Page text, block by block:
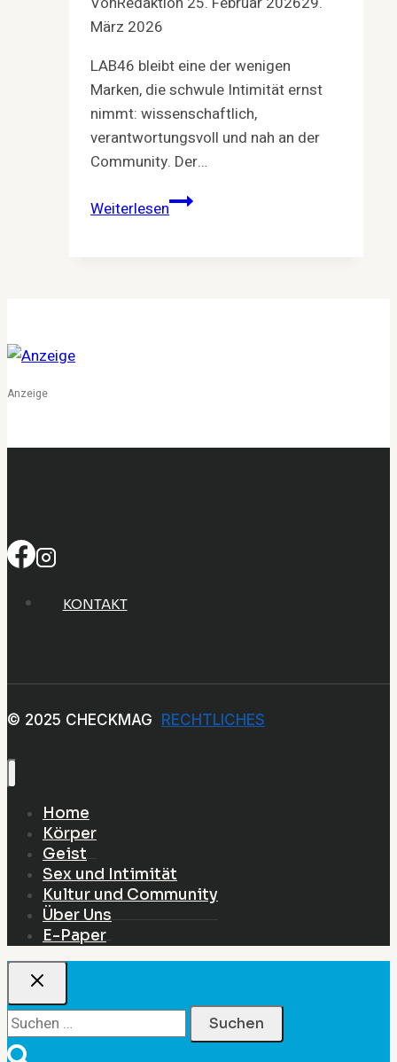
März 2026
LAB46 bleibt eine der wenigen
Marken, die schwule Intimität ernst
nimmt: wissenschaftlich,
verantwortungsvoll und nah an der
Community. Der…
WeiterlesenLAB46
Anzeige
KONTAKT
© 2025 CHECKMAG RECHTLICHES
Home
Körper
Geist
Sex und Intimität
Kultur und Community
Über Uns
E-Paper
Suchen
nach: